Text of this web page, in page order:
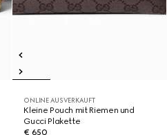
ONLINE AUSVERKAUFT
Kleine Pouch mit Riemen und
Gucci Plakette
€ 650